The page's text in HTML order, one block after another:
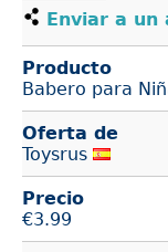
Enviar a un
Producto
Babero para
Oferta de
Toysrus
Precio
€3.99